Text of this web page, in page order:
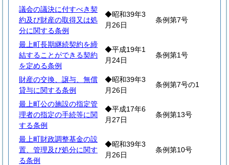
議会の議決に付すべき契
約及び財産の取得又は処
分に関する条例
◆昭和39年3
月26日
条例第7号
最上町長期継続契約を締
結することができる契約
を定める条例
◆平成19年1
月24日
条例第1号
財産の交換、譲与、無償
貸与に関する条例
◆昭和39年3
月26日
条例第7号の1
最上町公の施設の指定管
理者の指定の手続等に関
する条例
◆平成17年6
月27日
条例第13号
最上町財政調整基金の設
置、管理及び処分に関す
る条例
◆昭和39年3
月26日
条例第10号